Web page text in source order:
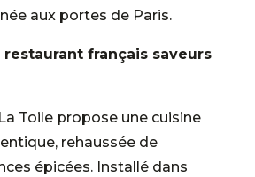
aux portes de Paris.
restaurant français saveurs
Toile propose une cuisine
rehaussée de
épicées. Installé dans